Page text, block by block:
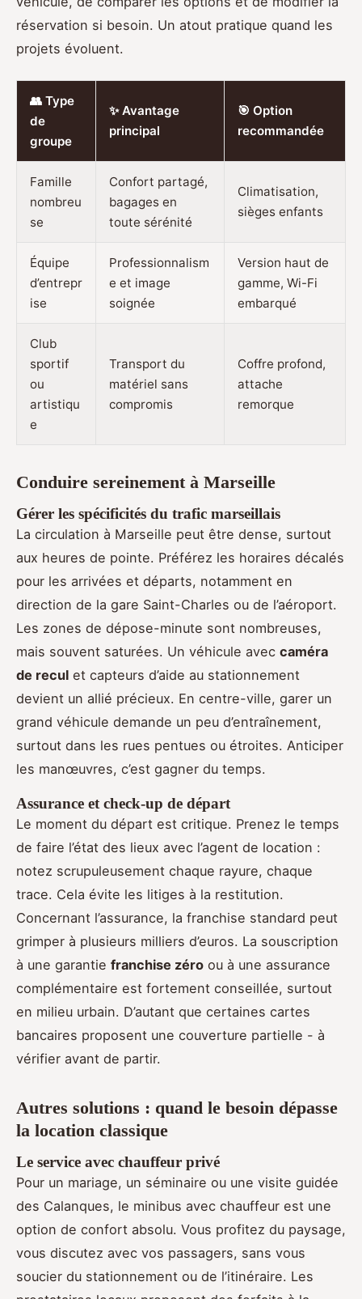
réservation si besoin. Un atout pratique quand les
projets évoluent.
👥 Type
de
groupe
✨ Avantage
principal
🎯 Option
recommandée
Famille
nombreu
se
Confort partagé,
bagages en
toute sérénité
Climatisation,
sièges enfants
Équipe
d’entrepr
ise
Professionnalism
e et image
soignée
Version haut de
gamme, Wi-Fi
embarqué
Club
sportif
ou
artistiqu
e
Transport du
matériel sans
compromis
Coffre profond,
attache
remorque
Conduire sereinement à Marseille
Gérer les spécificités du trafic marseillais
La circulation à Marseille peut être dense, surtout
aux heures de pointe. Préférez les horaires décalés
pour les arrivées et départs, notamment en
direction de la gare Saint-Charles ou de l’aéroport.
Les zones de dépose-minute sont nombreuses,
mais souvent saturées. Un véhicule avec caméra
de recul et capteurs d’aide au stationnement
devient un allié précieux. En centre-ville, garer un
grand véhicule demande un peu d’entraînement,
surtout dans les rues pentues ou étroites. Anticiper
les manœuvres, c’est gagner du temps.
Assurance et check-up de départ
Le moment du départ est critique. Prenez le temps
de faire l’état des lieux avec l’agent de location :
notez scrupuleusement chaque rayure, chaque
trace. Cela évite les litiges à la restitution.
Concernant l’assurance, la franchise standard peut
grimper à plusieurs milliers d’euros. La souscription
à une garantie franchise zéro ou à une assurance
complémentaire est fortement conseillée, surtout
en milieu urbain. D’autant que certaines cartes
bancaires proposent une couverture partielle - à
vérifier avant de partir.
Autres solutions : quand le besoin dépasse
la location classique
Le service avec chauffeur privé
Pour un mariage, un séminaire ou une visite guidée
des Calanques, le minibus avec chauffeur est une
option de confort absolu. Vous profitez du paysage,
vous discutez avec vos passagers, sans vous
soucier du stationnement ou de l’itinéraire. Les